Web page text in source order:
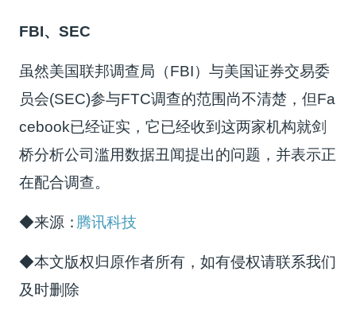
FBI、SEC
虽然美国联邦调查局（FBI）与美国证券交易委
员会(SEC)参与FTC调查的范围尚不清楚，但Fa
cebook已经证实，它已经收到这两家机构就剑
桥分析公司滥用数据丑闻提出的问题，并表示正
在配合调查。
◆来源： 腾讯科技
◆本文版权归原作者所有，如有侵权请联系我们
及时删除